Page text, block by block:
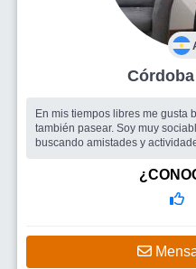
En mis tiempos libres me gusta
también pasear. Soy muy
buscando amistades y